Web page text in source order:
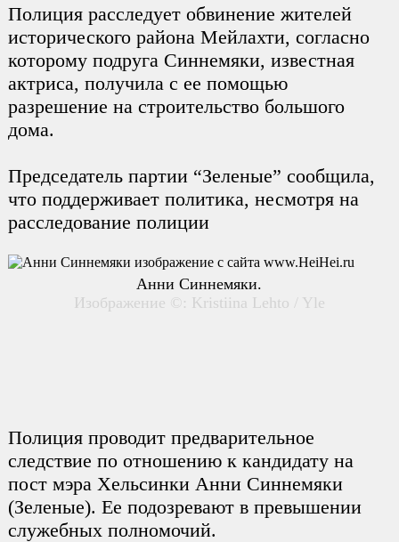
Полиция расследует обвинение жителей
исторического района Мейлахти, согласно
которому подруга Синнемяки, известная
актриса, получила с ее помощью
разрешение на строительство большого
дома.
Председатель партии “Зеленые” сообщила,
что поддерживает политика, несмотря на
расследование полиции
Анни Синнемяки.
Изображение ©: Kristiina Lehto / Yle
Полиция проводит предварительное
следствие по отношению к кандидату на
пост мэра Хельсинки Анни Синнемяки
(Зеленые). Ее подозревают в превышении
служебных полномочий.